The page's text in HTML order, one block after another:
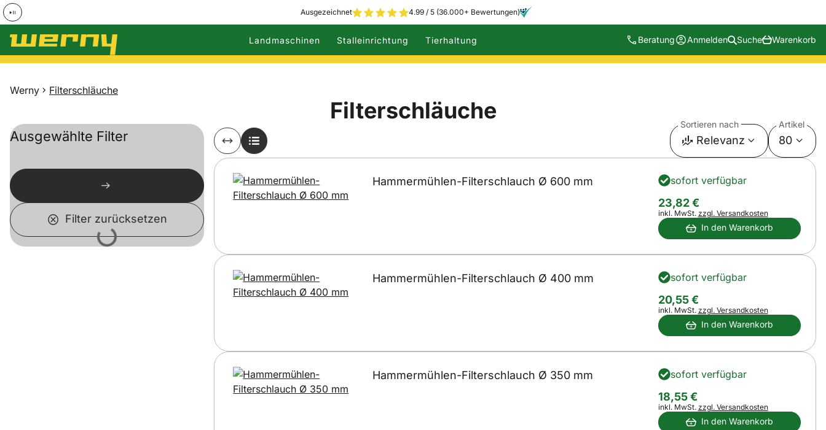
Ausgezeichnet 4.99 / 5 (36.000+ Bewertungen)
Zum Hauptinhalt springen
Landmaschinen Stalleinrichtung Tierhaltung Beratung Anmelden Suche Warenkorb
Werny Filterschläuche
Filterschläuche
Lädt
Ausgewählte Filter
Filter zurücksetzen
Sortieren nach
Relevanz
Artikel
80
Hammermühlen-Filterschlauch Ø 600 mm sofort verfügbar
23,82€
Steuerhinweis:
inkl. MwSt. zzgl. Versandkosten
In den Warenkorb
Hammermühlen-Filterschlauch Ø 400 mm sofort verfügbar
20,55€
Steuerhinweis:
inkl. MwSt. zzgl. Versandkosten
In den Warenkorb
Hammermühlen-Filterschlauch Ø 350 mm sofort verfügbar
18,55€
Steuerhinweis:
inkl. MwSt. zzgl. Versandkosten
In den Warenkorb